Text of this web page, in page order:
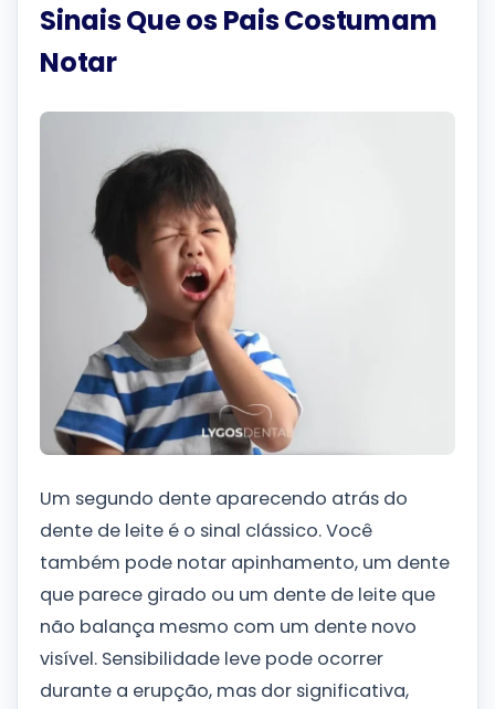
Sinais Que os Pais Costumam
Notar
Um segundo dente aparecendo atrás do
dente de leite é o sinal clássico. Você
também pode notar apinhamento, um dente
que parece girado ou um dente de leite que
não balança mesmo com um dente novo
visível. Sensibilidade leve pode ocorrer
durante a erupção, mas dor significativa,